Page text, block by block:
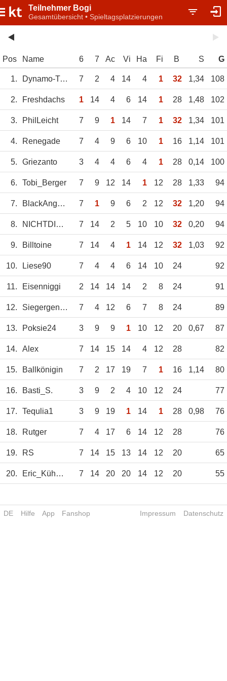
Teilnehmer Bogi
Gesamtübersicht • Spieltagsplatzierungen
Pos Name 6 7 Ac Vi Ha Fi B S G
1. Dynamo-Tresen 7 2 4 14 4 1 32 1,34 108
2. Freshdachs 1 14 4 6 14 1 28 1,48 102
3. PhilLeicht 7 9 1 14 7 1 32 1,34 101
4. Renegade 7 4 9 6 10 1 16 1,14 101
5. Griezanto 3 4 4 6 4 1 28 0,14 100
6. Tobi_Berger 7 9 12 14 1 12 28 1,33 94
7. BlackAngel193 7 1 9 6 2 12 32 1,20 94
8. NICHTDIEBAYERN 7 14 2 5 10 10 32 0,20 94
9. Billtoine 7 14 4 1 14 12 32 1,03 92
10. Liese90 7 4 4 6 14 10 24 92
11. Eisenniggi 2 14 14 14 2 8 24 91
12. Siegergen24 7 4 12 6 7 8 24 89
13. Poksie24 3 9 9 1 10 12 20 0,67 87
14. Alex 7 14 15 14 4 12 28 82
15. Ballkönigin 7 2 17 19 7 1 16 1,14 80
16. Basti_S. 3 9 2 4 10 12 24 77
17. Tequlia1 3 9 19 1 14 1 28 0,98 76
18. Rutger 7 4 17 6 14 12 28 76
19. RS 7 14 15 13 14 12 20 65
20. Eric_Kühnert 7 14 20 20 14 12 20 55
DE Hilfe App Fanshop Impressum Datenschutz